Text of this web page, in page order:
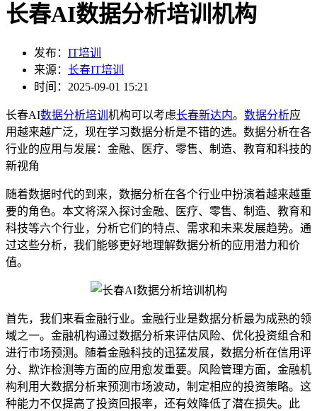
长春AI数据分析培训机构
发布： IT培训
来源： 长春IT培训
时间：2025-09-01 15:21
长春AI数据分析培训 机构可以考虑长春新达内。 数据分析应
用越来越广泛，现在学习数据分析是不错的选。数据分析在各
行业的应用与发展：金融、医疗、零售、制造、教育和科技的
新视角
随着数据时代的到来，数据分析在各个行业中扮演着越来越重
要的角色。本文将深入探讨金融、医疗、零售、制造、教育和
科技等六个行业，分析它们的特点、需求和未来发展趋势。通
过这些分析，我们能够更好地理解数据分析的应用潜力和价
值。
首先，我们来看金融行业。金融行业是数据分析最为成熟的领
域之一。金融机构通过数据分析来评估风险、优化投资组合和
进行市场预测。随着金融科技的迅猛发展，数据分析在信用评
分、欺诈检测等方面的应用愈发重要。风险管理方面，金融机
构利用大数据分析来预测市场波动，制定相应的投资策略。这
种能力不仅提高了投资回报率，还有效降低了潜在损失。此